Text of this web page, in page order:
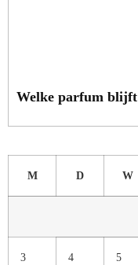
Welke parfum blijft
M D W
3 4 5